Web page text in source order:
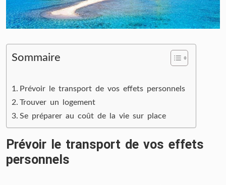
Sommaire
Prévoir le transport de vos effets personnels
Trouver un logement
Se préparer au coût de la vie sur place
Prévoir le transport de vos effets
personnels